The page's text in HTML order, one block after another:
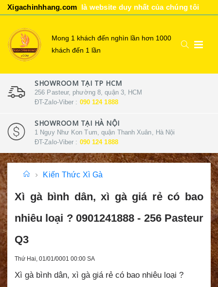
Xigachinhhang.com là website duy nhất của chúng tôi
Mong 1 khách đến nghìn lần hơn 1000
khách đến 1 lần
SHOWROOM TẠI TP HCM
256 Pasteur, phường 8, quận 3, HCM
ĐT-Zalo-Viber : 090 124 1888
SHOWROOM TẠI HÀ NỘI
1 Ngụy Như Kon Tum, quận Thanh Xuân, Hà Nội
ĐT-Zalo-Viber : 090 124 1888
Kiến Thức Xì Gà
Xì gà bình dân, xì gà giá rẻ có bao
nhiêu loại ? 0901241888 - 256 Pasteur
Q3
Thứ Hai, 01/01/0001 00:00 SA
Xì gà bình dân, xì gà giá rẻ có bao nhiêu loại ?